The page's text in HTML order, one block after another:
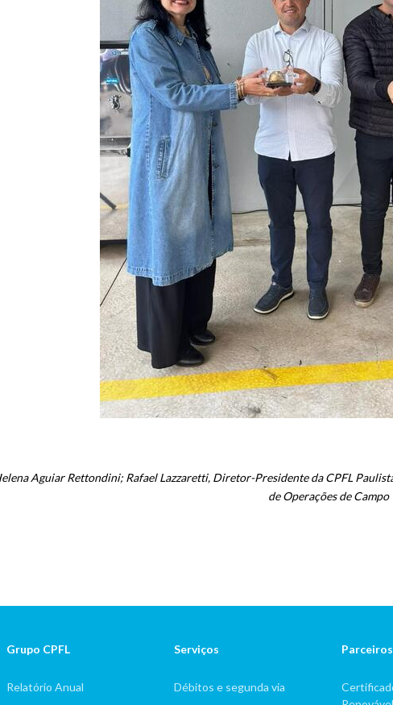
Aguiar Rettondini; Rafael Lazzaretti, Diretor-Presidente da CPFL
de Operações de Campo
Grupo CPFL
Rodape
Relatório Anual
Serviços
Débitos e segunda via
Parceiros